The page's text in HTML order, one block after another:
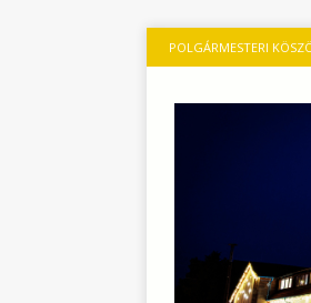
POLGÁRMESTERI